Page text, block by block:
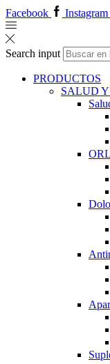
Facebook Instagram
Search input
PRODUCTOS
SALUD
ORL